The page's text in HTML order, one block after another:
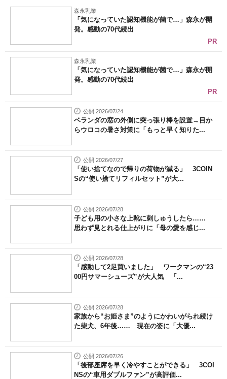
森永乳業
「気になっていた認知機能が菌で…」森永が開
発。感動の70代続出
PR
森永乳業
「気になっていた認知機能が菌で…」森永が開
発。感動の70代続出
PR
公開 2026/07/24
ベランダの窓の外側に突っ張り棒を設置→目か
らウロコの暑さ対策に「もっと早く知りた...
公開 2026/07/27
「使い捨てなので帰りの荷物が減る」 3COIN
Sの“使い捨てリフィルセット”が大...
公開 2026/07/28
子ども用の小さな上靴に刺しゅうしたら……
思わず見とれる仕上がりに「母の愛を感じ...
公開 2026/07/28
「感動して2足買いました」 ワークマンの“23
00円サマーシューズ”が大人気 「...
公開 2026/07/28
家族から“お姫さま”のようにかわいがられ続け
た柴犬、6年後…… 現在の姿に「大優...
公開 2026/07/26
「後部座席を早く冷やすことができる」 3COI
NSの“車用ダブルファン”が高評価...